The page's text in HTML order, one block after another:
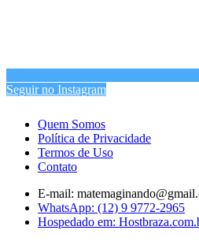
Seguir no Instagram
Quem Somos
Política de Privacidade
Termos de Uso
Contato
E-mail:
WhatsApp: (12) 9 9772-2965
Hospedado em: